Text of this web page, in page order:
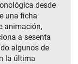
desde
una ficha
animación,
a sesenta
algunos de
la última